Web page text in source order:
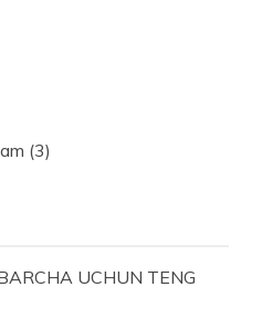
(3)
UCHUN TENG